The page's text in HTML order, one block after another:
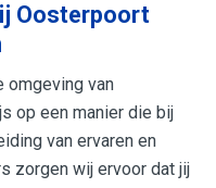
Oosterpoort
omgeving van
op een manier die bij
van ervaren en
zorgen wij ervoor dat jij